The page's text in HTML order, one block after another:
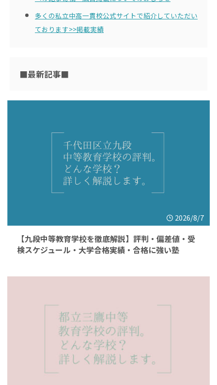
多くの私立中高一貫校公式サイトで紹介していただい
ております>>掲載実績
■最新記事■
2026/8/7
【九段中等教育学校を徹底解説】評判・偏差値・受
検スケジュール・大学合格実績・合格に強い塾